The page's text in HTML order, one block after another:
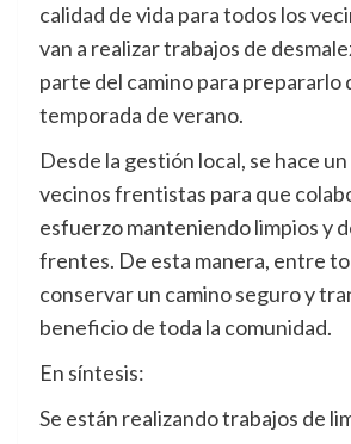
calidad de vida para todos los
van a realizar trabajos de
parte del camino para prepararlo
temporada de verano.
Desde la gestión local, se hace un
vecinos frentistas para que
esfuerzo manteniendo limpios y
frentes. De esta manera, entre
conservar un camino seguro y
beneficio de toda la comunidad.
En síntesis:
Se están realizando trabajos de